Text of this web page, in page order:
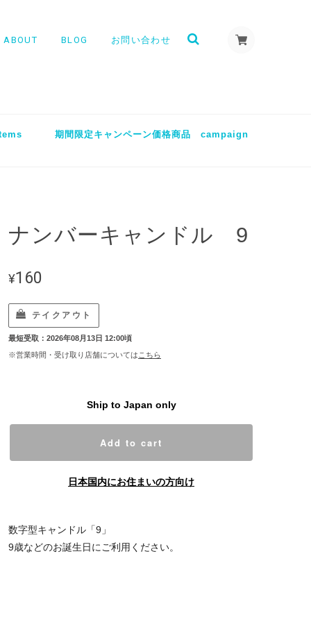
ABOUT BLOG お問い合わせ
期間限定キャンペーン価格商品 campaign
ナンバーキャンドル 9
¥160
テイクアウト
最短受取：2026年08月13日 12:00頃
※営業時間・受け取り店舗については こちら
Ship to Japan only
Add to cart
日本国内にお住まいの方向け
数字型キャンドル「9」
9歳などのお誕生日にご利用ください。